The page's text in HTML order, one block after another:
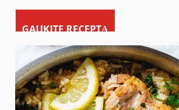
GAUKITE RECEPTĄ